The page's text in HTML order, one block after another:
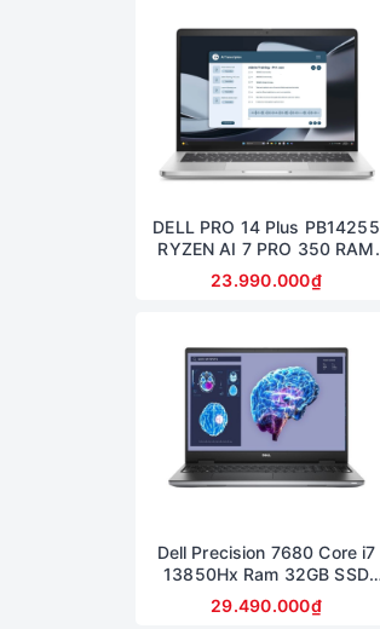
DELL PRO 14 Plus PB14255
RYZEN AI 7 PRO 350 RAM
32GB SSD 512GB AMD
RADEON 860M GRAPHICS
23.990.000₫
Dell Precision 7680 Core i7
13850Hx Ram 32GB SSD
512GB Card A1000 6GB Màn
16inch FullHD
29.490.000₫